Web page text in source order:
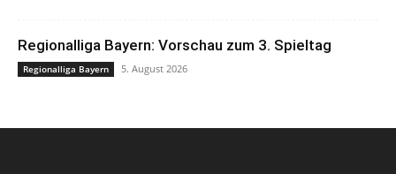
Regionalliga Bayern: Vorschau zum 3. Spieltag
Regionalliga Bayern 5. August 2026